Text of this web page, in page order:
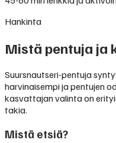
Hankinta
Mistä pentuja ja
Suursnautseri-pentuja
harvinaisempi ja pentujen
kasvattajan valinta on
takia.
Mistä etsiä?